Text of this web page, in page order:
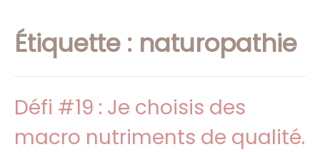
Étiquette : naturopathie
Défi #19 : Je choisis des
macro nutriments de qualité.